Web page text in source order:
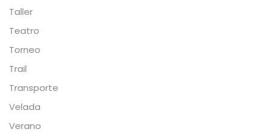
Taller
Teatro
Torneo
Trail
Transporte
Velada
Verano